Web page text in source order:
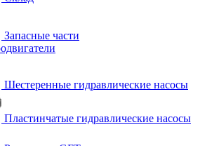
Запасные части
Шестеренные гидравлические насосы
Пластинчатые гидравлические насосы